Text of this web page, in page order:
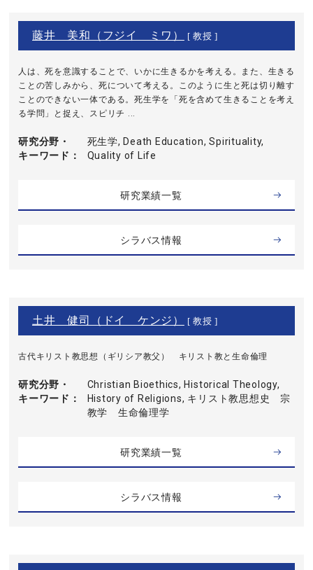
藤井 美和（フジイ ミワ） [ 教授 ]
人は、死を意識することで、いかに生きるかを考える。また、生きる
ことの苦しみから、死について考える。このように生と死は切り離す
ことのできない一体である。死生学を「死を含めて生きることを考え
る学問」と捉え、スピリチ ...
研究分野・
キーワード
死生学, Death Education, Spirituality,
Quality of Life
研究業績一覧
シラバス情報
土井 健司（ドイ ケンジ） [ 教授 ]
古代キリスト教思想（ギリシア教父） キリスト教と生命倫理
研究分野・
キーワード
Christian Bioethics, Historical Theology,
History of Religions, キリスト教思想史 宗
教学 生命倫理学
研究業績一覧
シラバス情報